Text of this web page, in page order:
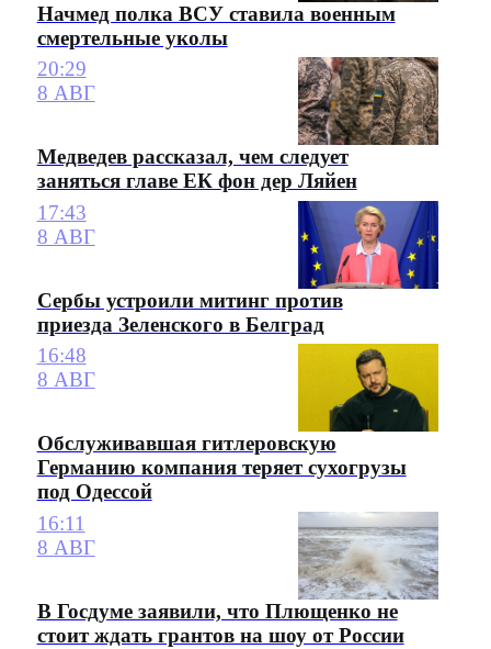
Начмед полка ВСУ ставила военным
смертельные уколы
20:29
8 АВГ
Медведев рассказал, чем следует
заняться главе ЕК фон дер Ляйен
17:43
8 АВГ
Сербы устроили митинг против
приезда Зеленского в Белград
16:48
8 АВГ
Обслуживавшая гитлеровскую
Германию компания теряет сухогрузы
под Одессой
16:11
8 АВГ
В Госдуме заявили, что Плющенко не
стоит ждать грантов на шоу от России